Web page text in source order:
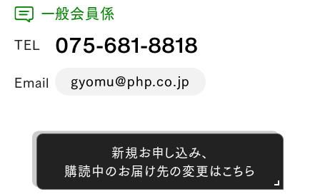
一般会員係
TEL 075-681-8818
Email gyomu@php.co.jp
新規お申し込み、
購読中のお届け先の変更はこちら